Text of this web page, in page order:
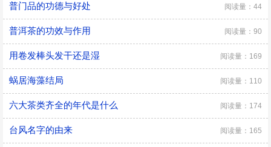
普门品的功德与好处 阅读量：44
普洱茶的功效与作用 阅读量：90
用卷发棒头发干还是湿 阅读量：169
蜗居海藻结局 阅读量：110
六大茶类齐全的年代是什么 阅读量：174
台风名字的由来 阅读量：165